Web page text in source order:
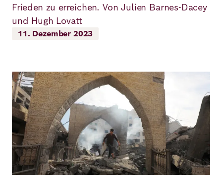
Fellows
von
Weizsäcker
Forum
Veranstaltungen
Frieden zu erreichen. Von Julien Barnes-Dacey
und Hugh Lovatt
11. Dezember 2023
Bild